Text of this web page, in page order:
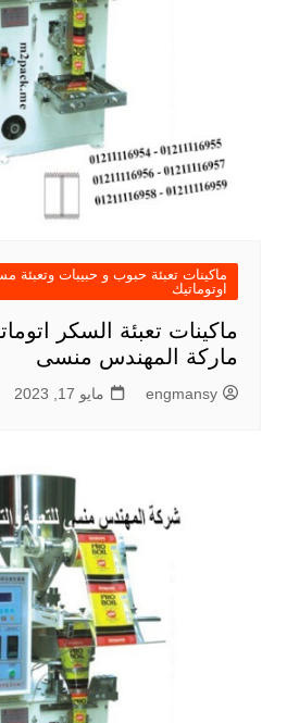
ماكينات تعبئة حبوب و حبيبات وتعبئة
اوتوماتيك
ماركة المهندس منسى
engmansy مايو 17, 2023